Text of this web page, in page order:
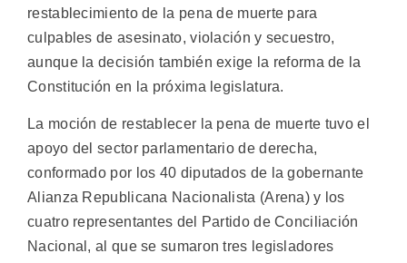
restablecimiento de la pena de muerte para
culpables de asesinato, violación y secuestro,
aunque la decisión también exige la reforma de la
Constitución en la próxima legislatura.
La moción de restablecer la pena de muerte tuvo el
apoyo del sector parlamentario de derecha,
conformado por los 40 diputados de la gobernante
Alianza Republicana Nacionalista (Arena) y los
cuatro representantes del Partido de Conciliación
Nacional, al que se sumaron tres legisladores